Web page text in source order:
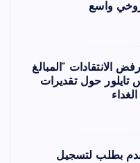
واسع
الانتقادات “المبالغ
تايلور حول تقديرات
بطلب لتسجيل